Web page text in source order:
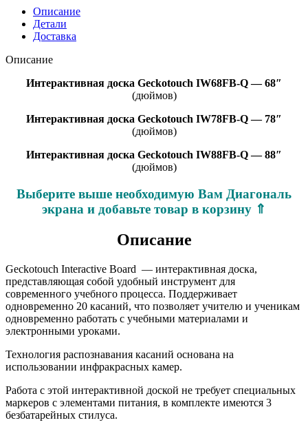
Описание
Детали
Доставка
Описание
Интерактивная доска Geckotouch IW68FB-Q — 68″
(дюймов)
Интерактивная доска Geckotouch IW78FB-Q — 78″
(дюймов)
Интерактивная доска Geckotouch IW88FB-Q — 88″
(дюймов)
Выберите выше необходимую Вам Диагональ
экрана и добавьте товар в корзину ⇑
Описание
Geckotouch Interactive Board — интерактивная доска,
представляющая собой удобный инструмент для
современного учебного процесса. Поддерживает
одновременно 20 касаний, что позволяет учителю и ученикам
одновременно работать с учебными материалами и
электронными уроками.
Технология распознавания касаний основана на
использовании инфракрасных камер.
Работа с этой интерактивной доской не требует специальных
маркеров с элементами питания, в комплекте имеются 3
безбатарейных стилуса.